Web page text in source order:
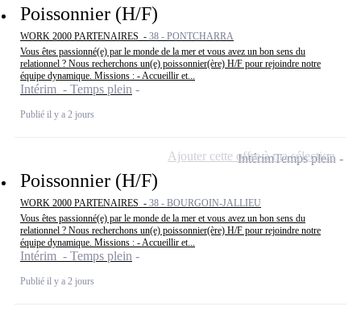
Poissonnier (H/F)
WORK 2000 PARTENAIRES - 38 - PONTCHARRA
Vous êtes passionné(e) par le monde de la mer et vous avez un bon sens du
relationnel ? Nous recherchons un(e) poissonnier(ère) H/F pour rejoindre notre
équipe dynamique. Missions : - Accueillir et...
Intérim - Temps plein
Publié il y a 2 jours
Poissonnier (H/F)
WORK 2000 PARTENAIRES - 38 - BOURGOIN-JALLIEU
Vous êtes passionné(e) par le monde de la mer et vous avez un bon sens du
relationnel ? Nous recherchons un(e) poissonnier(ère) H/F pour rejoindre notre
équipe dynamique. Missions : - Accueillir et...
Intérim - Temps plein
Publié il y a 2 jours
IntérimTemps plein
Ajouter cette offre à ma sélection